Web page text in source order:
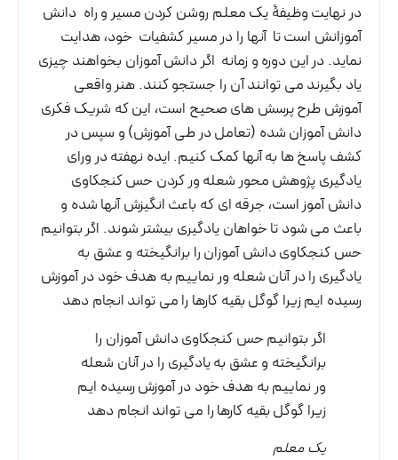
در نهایت وظیفۀ یک معلم روشن کردن مسیر و راه دانش
آموزانش است تا آنها را در مسیر کشفیات خود، هدایت
نماید. در این دوره و زمانه اگر دانش آموزان بخواهند چیزی
یاد بگیرند می توانند آن را جستجو کنند. هنر واقعی
آموزش طرح پرسش های صحیح است، این که شریک فکری
دانش آموزان شده (تعامل در طی آموزش) و سپس در
کشف پاسخ ها به آنها کمک کنیم. ایده نهفته در ورای
یادگیری پژوهش محور شعله ور کردن حس کنجکاوی
دانش آموز است، جرقه ای که باعث انگیزش آنها شده و
باعث می شود تا خواهان یادگیری بیشتر شوند. اگر بتوانیم
حس کنجکاوی دانش آموزان را برانگیخته و عشق به
یادگیری را در آنان شعله ور نماییم به هدف خود در آموزش
رسیده ایم زیرا گوگل بقیه کارها را می تواند انجام دهد
اگر بتوانیم حس کنجکاوی دانش آموزان را
برانگیخته و عشق به یادگیری را در آنان شعله
ور نماییم به هدف خود در آموزش رسیده ایم
زیرا گوگل بقیه کارها را می تواند انجام دهد
یک معلم